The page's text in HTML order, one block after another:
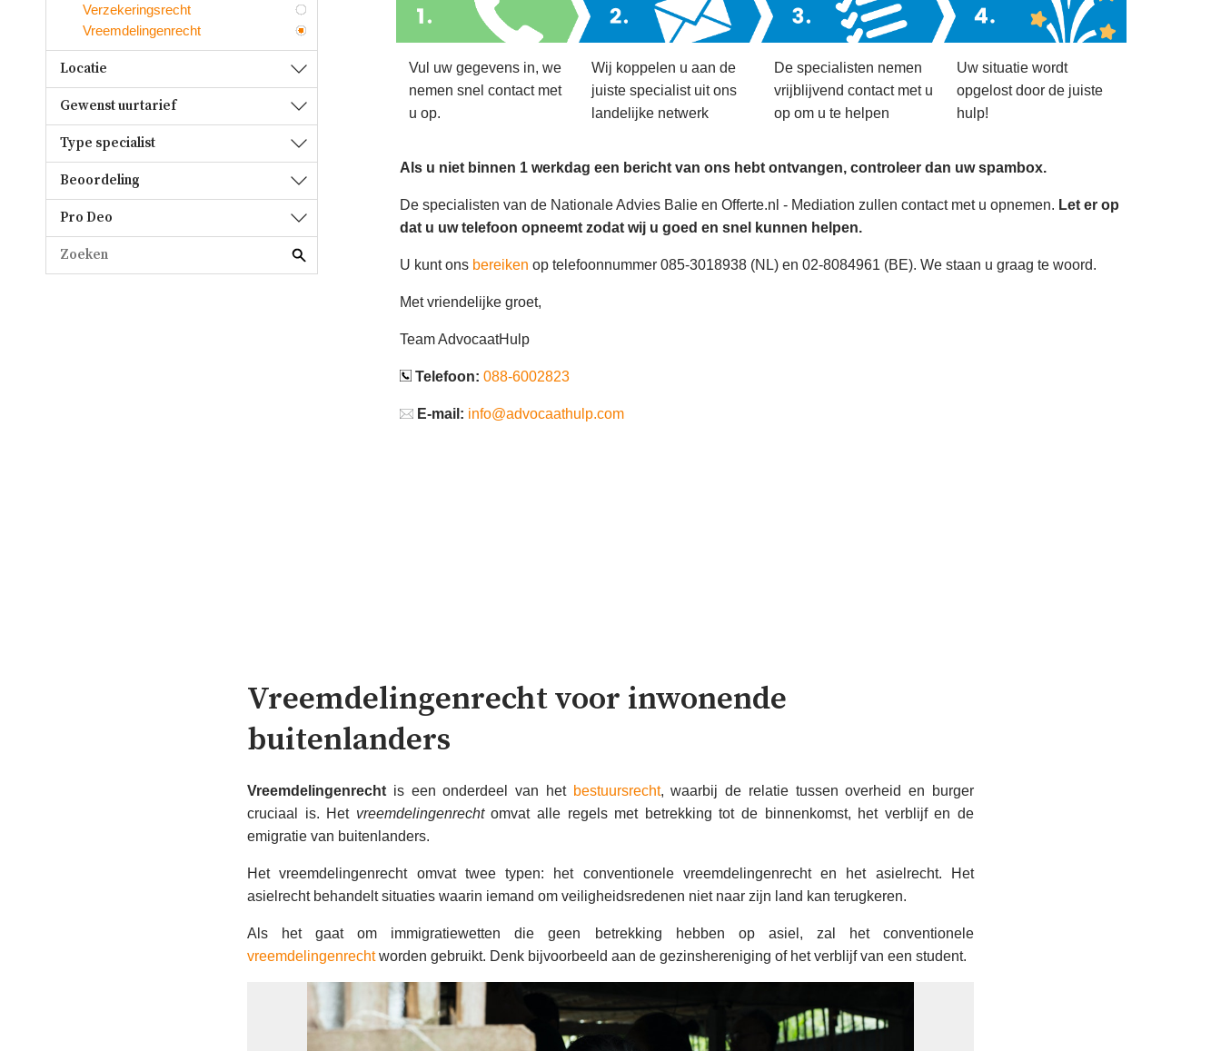
Verzekeringsrecht
Vreemdelingenrecht
Locatie
Gewenst uurtarief
Type specialist
Beoordeling
Pro Deo
Vul uw gegevens in, we
nemen snel contact met
u op.
Wij koppelen u aan de
juiste specialist uit ons
landelijke netwerk
De specialisten nemen
vrijblijvend contact met u
op om u te helpen
Uw situatie wordt
opgelost door de juiste
hulp!
Als u niet binnen 1 werkdag een bericht van ons hebt ontvangen, controleer dan uw spambox.
De specialisten van de Nationale Advies Balie en Offerte.nl - Mediation zullen contact met u opnemen. Let er op
dat u uw telefoon opneemt zodat wij u goed en snel kunnen helpen.
U kunt ons bereiken op telefoonnummer 085-3018938 (NL) en 02-8084961 (BE). We staan u graag te woord.
Met vriendelijke groet,
Team AdvocaatHulp
Telefoon: 088-6002823
E-mail: info@advocaathulp.com
Vreemdelingenrecht voor inwonende
buitenlanders
Vreemdelingenrecht is een onderdeel van het bestuursrecht, waarbij de relatie tussen overheid en burger
cruciaal is. Het vreemdelingenrechtomvat alle regels met betrekking tot de binnenkomst, het verblijf en de
emigratie van buitenlanders.
Het vreemdelingenrecht omvat twee typen: het conventionele vreemdelingenrecht en het asielrecht. Het
asielrecht behandelt situaties waarin iemand om veiligheidsredenen niet naar zijn land kan terugkeren.
Als het gaat om immigratiewetten die geen betrekking hebben op asiel, zal het conventionele
vreemdelingenrechtworden gebruikt. Denk bijvoorbeeld aan de gezinshereniging of het verblijf van een student.